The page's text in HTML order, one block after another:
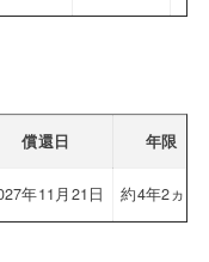
償還日 年限
年11月21日 約4年2ヵ月